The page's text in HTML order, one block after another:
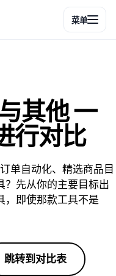
菜单
其他一
行对比
单自动化、精选商品目
？先从你的主要目标出
，即使那款工具不是
跳转到对比表